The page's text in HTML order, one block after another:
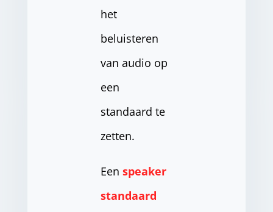
het
beluisteren
van audio op
een
standaard te
zetten.
Een speaker
standaard